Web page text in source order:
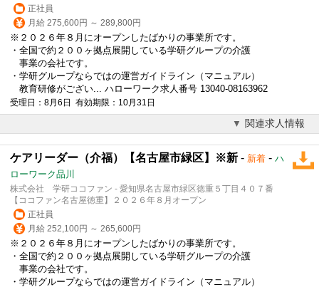
正社員
月給 275,600円 ～ 289,800円
※２０２６年８月にオープンしたばかりの事業所です。
・全国で約２００ヶ拠点展開している学研グループの介護
事業の会社です。
・学研グループならではの運営ガイドライン（マニュアル）
教育研修がござい... ハローワーク求人番号 13040-08163962
受理日：8月6日 有効期限：10月31日
関連求人情報
ケアリーダー（介福）【名古屋市緑区】※新 - 新着 - ハ
ローワーク品川
株式会社 学研ココファン - 愛知県名古屋市緑区徳重５丁目４０７番
【ココファン名古屋徳重】２０２６年８月オープン
正社員
月給 252,100円 ～ 265,600円
※２０２６年８月にオープンしたばかりの事業所です。
・全国で約２００ヶ拠点展開している学研グループの介護
事業の会社です。
・学研グループならではの運営ガイドライン（マニュアル）